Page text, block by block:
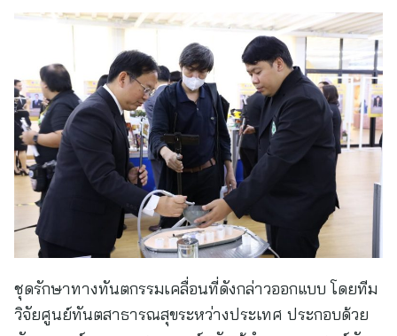
ชุดรักษาทางทันตกรรมเคลื่อนที่ดังกล่าวออกแบบ โดยทีม
วิจัยศูนย์ทันตสาธารณสุขระหว่างประเทศ ประกอบด้วย